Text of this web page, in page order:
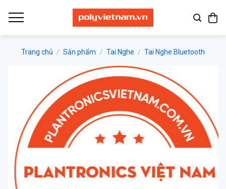
qua
Trang chủ / Sản phẩm / Tai Nghe / Tai Nghe Bluetooth